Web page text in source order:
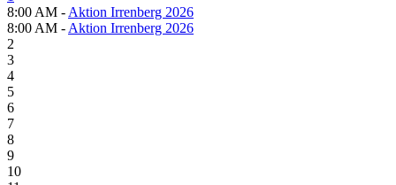
8:00 AM - Aktion Irrenberg 2026
8:00 AM - Aktion Irrenberg 2026
2
3
4
5
6
7
8
9
10